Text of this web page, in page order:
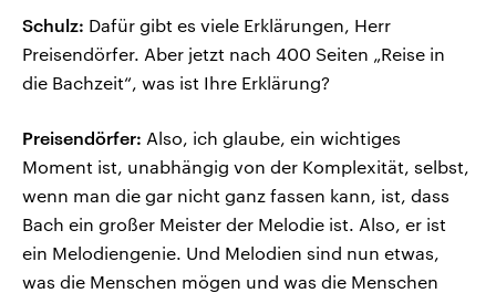
Schulz: Dafür gibt es viele Erklärungen, Herr
Preisendörfer. Aber jetzt nach 400 Seiten „Reise in
die Bachzeit“, was ist Ihre Erklärung?
Preisendörfer: Also, ich glaube, ein wichtiges
Moment ist, unabhängig von der Komplexität, selbst,
wenn man die gar nicht ganz fassen kann, ist, dass
Bach ein großer Meister der Melodie ist. Also, er ist
ein Melodiengenie. Und Melodien sind nun etwas,
was die Menschen mögen und was die Menschen